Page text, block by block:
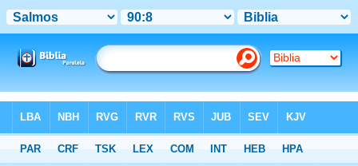
>Salmos Capítulo 90 > Verso 8